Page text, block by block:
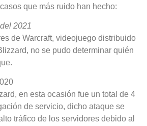
que más ruido han hecho:
2021
de Warcraft, videojuego distribuido
no se pudo determinar quién
en esta ocasión fue un total de 4
de servicio, dicho ataque se
tráfico de los servidores debido al